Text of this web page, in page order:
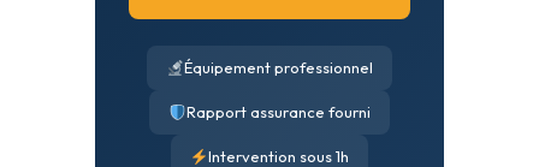
Équipement professionnel
Rapport assurance fourni
Intervention sous 1h